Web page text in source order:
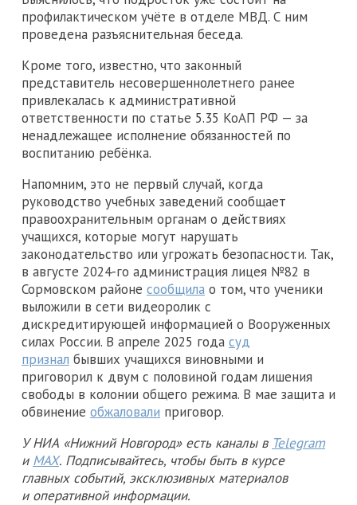
профилактическом учёте в отделе МВД. С ним
проведена разъяснительная беседа.
Кроме того, известно, что законный
представитель несовершеннолетнего ранее
привлекалась к административной
ответственности по статье 5.35 КоАП РФ — за
ненадлежащее исполнение обязанностей по
воспитанию ребёнка.
Напомним, это не первый случай, когда
руководство учебных заведений сообщает
правоохранительным органам о действиях
учащихся, которые могут нарушать
законодательство или угрожать безопасности. Так,
в августе 2024-го администрация лицея №82 в
Сормовском районе сообщила о том, что ученики
выложили в сети видеоролик с
дискредитирующей информацией о Вооруженных
силах России. В апреле 2025 года суд
признал бывших учащихся виновными и
приговорил к двум с половиной годам лишения
свободы в колонии общего режима. В мае защита и
обвинение обжаловали приговор.
У НИА «Нижний Новгород» есть каналы в Telegram
и MAX. Подписывайтесь, чтобы быть в курсе
главных событий, эксклюзивных материалов
и оперативной информации.